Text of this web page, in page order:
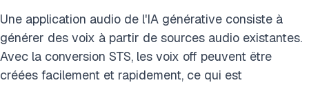
Une application audio de l'IA générative consiste à
générer des voix à partir de sources audio existantes.
Avec la conversion STS, les voix off peuvent être
créées facilement et rapidement, ce qui est